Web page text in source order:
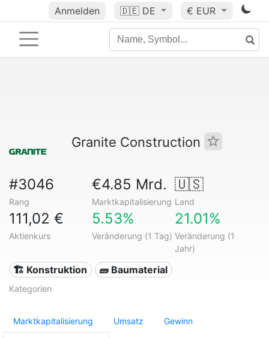
Anmelden 🇩🇪 DE € EUR
Granite Construction
#3046
Rang
€4.85 Mrd.
Marktkapitalisierung
🇺🇸
Land
111,02 €
Aktienkurs
5.53%
Veränderung (1 Tag)
21.01%
Veränderung (1
Jahr)
🏗 Konstruktion 🧱 Baumaterial
Kategorien
Marktkapitalisierung Umsatz Gewinn